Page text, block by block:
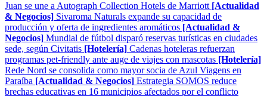
Juan se une a Autograph Collection Hotels de Marriott [Actualidad
& Negocios] Sivaroma Naturals expande su capacidad de
producción y oferta de ingredientes aromáticos [Actualidad &
Negocios] Mundial de fútbol disparó reservas turísticas en ciudades
sede, según Civitatis [Hotelería] Cadenas hoteleras refuerzan
programas pet-friendly ante auge de viajes con mascotas [Hotelería]
Rede Nord se consolida como mayor socia de Azul Viagens en
Paraíba [Actualidad & Negocios] Estrategia SOMOS reduce
brechas educativas en 16 municipios afectados por el conflicto